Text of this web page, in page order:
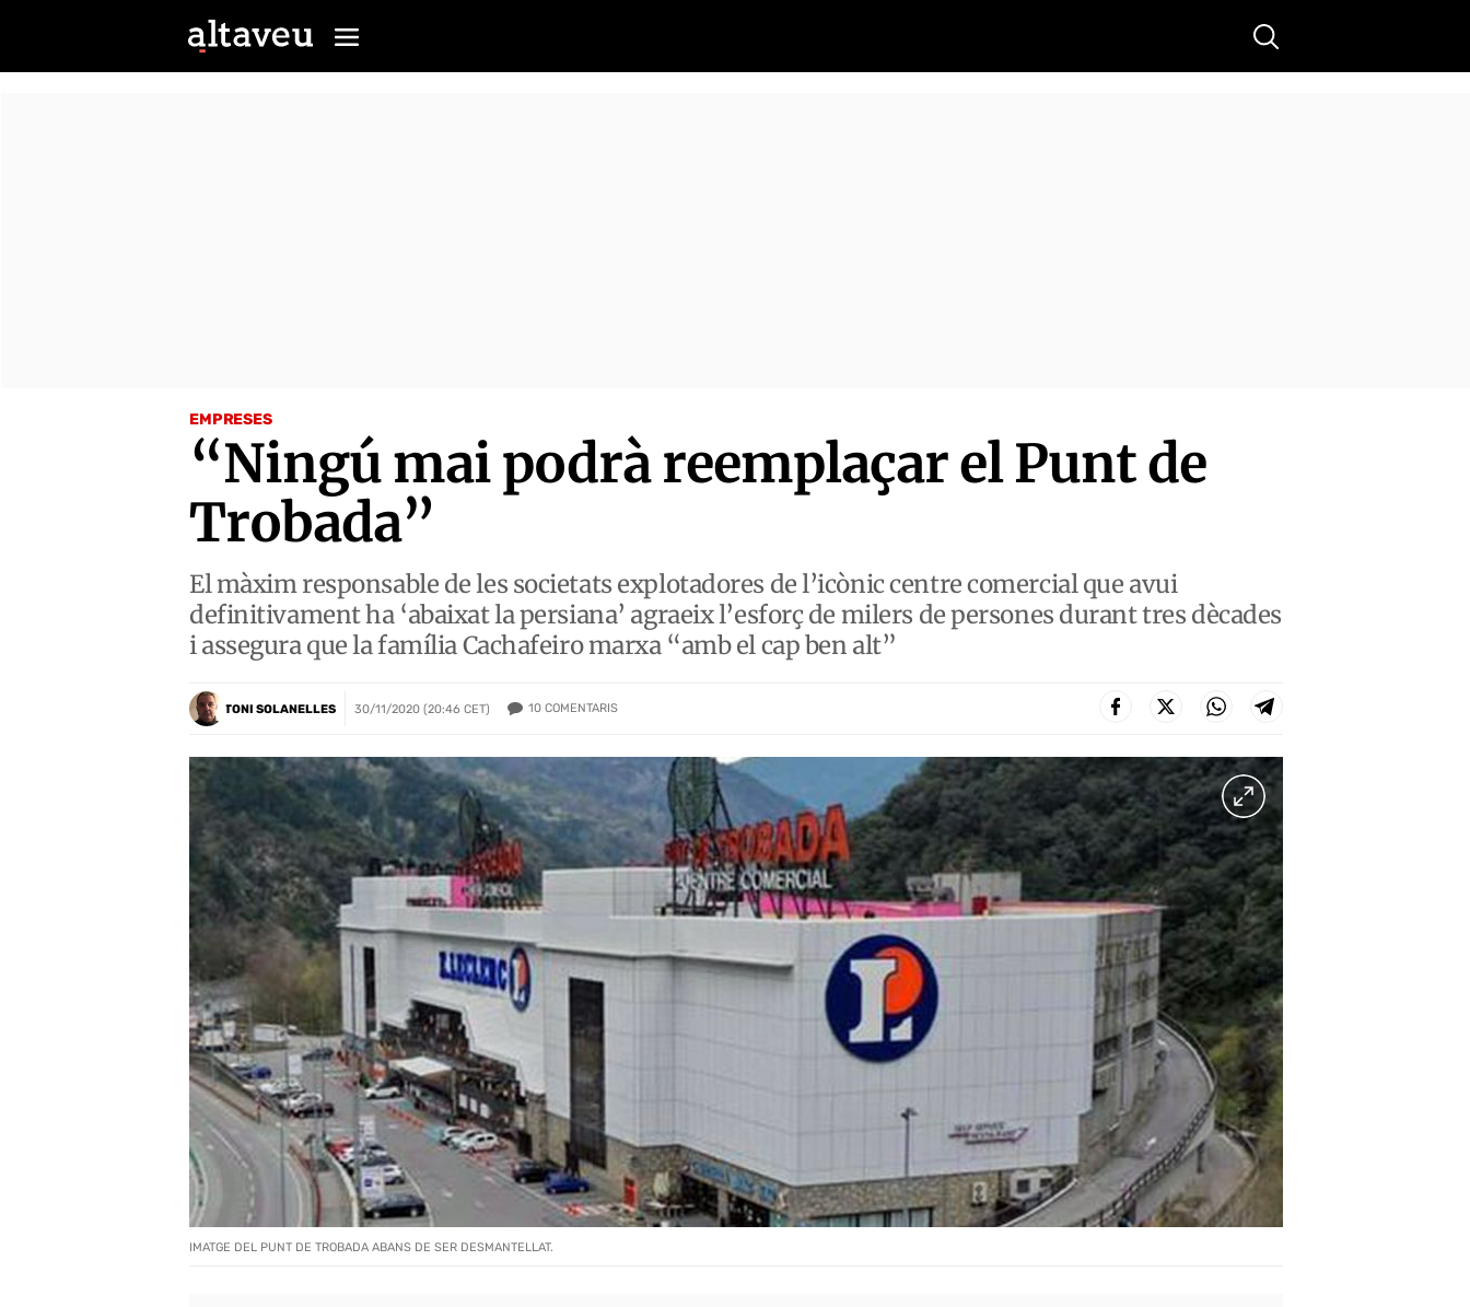
Buscar
EMPRESES
“Ningú mai podrà reemplaçar el Punt de
Trobada”
El màxim responsable de les societats explotadores de l’icònic centre comercial que avui
definitivament ha ‘abaixat la persiana’ agraeix l’esforç de milers de persones durant tres dècades
i assegura que la família Cachafeiro marxa “amb el cap ben alt”
TONI SOLANELLES 30/11/2020 (20:46 CET) 10 COMENTARIS
IMATGE DEL PUNT DE TROBADA ABANS DE SER DESMANTELLAT.